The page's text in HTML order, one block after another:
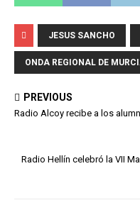
JESUS SANCHO
ONDA REGIONAL DE
PREVIOUS
Radio Alcoy recibe a los
Radio Hellín celebró la VII